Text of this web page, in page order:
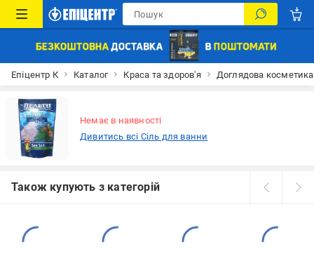
Епіцентр К Каталог Краса та здоров'я Доглядова косметика
Немає в наявності
Дивитись всі Сіль для ванни
Також купують з категорій